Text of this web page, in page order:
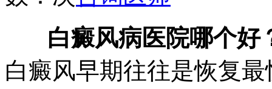
白癜风病医院哪个好
白癜风早期往往是恢复